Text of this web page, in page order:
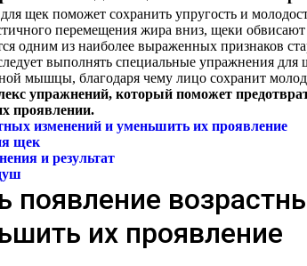
перемещения жира вниз, щеки
одним из наиболее выраженных признаков
выполнять специальные упражнения для
мышцы, благодаря чему лицо сохранит
упражнений, который поможет
проявлении.
изменений и уменьшить их проявление
щек
и результат
появление
их проявление